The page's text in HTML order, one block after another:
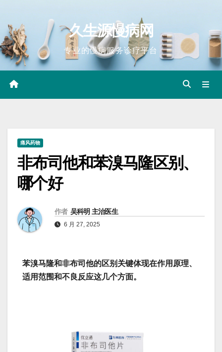
content
久生源慢病网
专业的慢病服务诊疗平台
痛风药物
非布司他和苯溴马隆区别、
哪个好
作者 吴科明 主治医生
6 月 27, 2025
苯溴马隆和非布司他的区别关键体现在作用原理、
适用范围和不良反应这几个方面。